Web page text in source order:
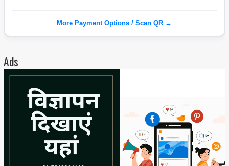
More Payment Options / Scan QR →
Ads